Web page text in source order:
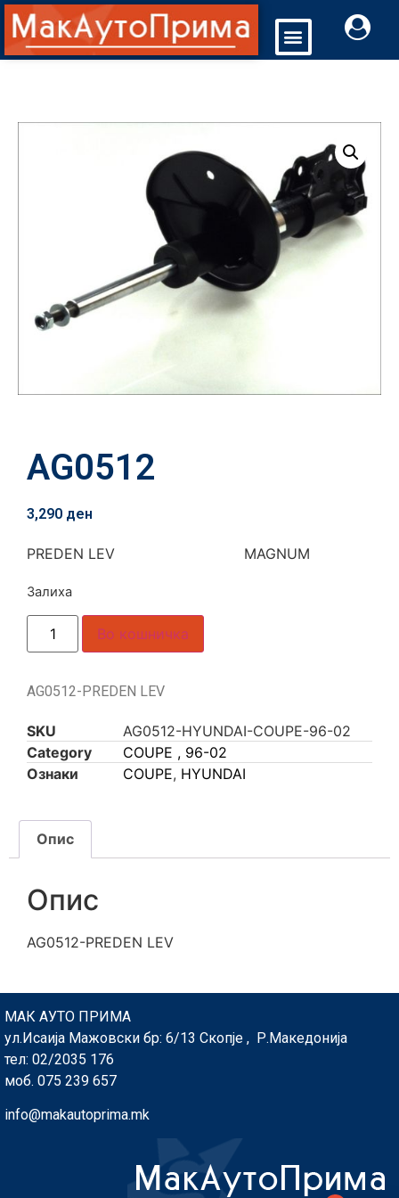
AG0512
3,290 ден
PREDEN LEV MAGNUM
Залиха
Во кошничка
AG0512-PREDEN LEV
SKU
AG0512-HYUNDAI-COUPE-96-02
Category
COUPE , 96-02
Ознаки
COUPE, HYUNDAI
Опис
Опис
AG0512-PREDEN LEV
МАК АУТО ПРИМА
ул.Исаија Мажовски бр: 6/13 Скопје , Р.Македонија
тел: 02/2035 176
моб. 075 239 657
info@makautoprima.mk